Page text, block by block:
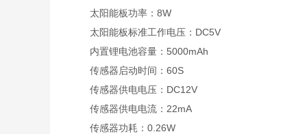
太阳能板功率：8W
太阳能板标准工作电压：DC5V
内置锂电池容量：5000mAh
传感器启动时间：60S
传感器供电电压：DC12V
传感器供电电流：22mA
传感器功耗：0.26W